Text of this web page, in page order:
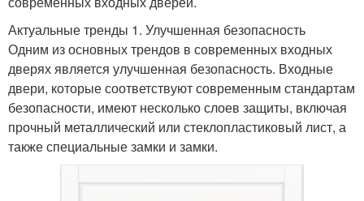
Актуальные тренды 1. Улучшенная безопасность
Одним из основных трендов в современных входных
дверях является улучшенная безопасность. Входные
двери, которые соответствуют современным стандартам
безопасности, имеют несколько слоев защиты, включая
прочный металлический или стеклопластиковый лист, а
также специальные замки и замки.